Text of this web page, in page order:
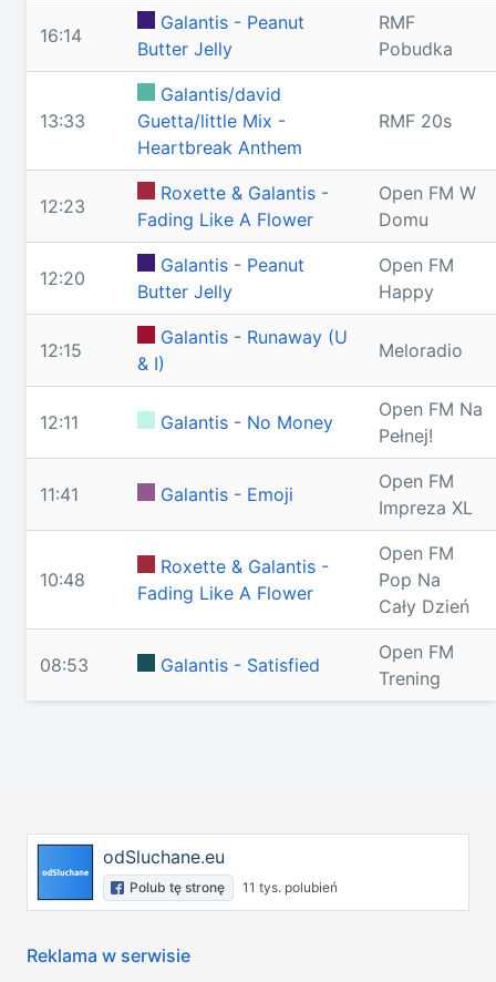
16:14
Galantis - Peanut
Butter Jelly
RMF
Pobudka
13:33
Galantis/david
Guetta/little Mix -
Heartbreak Anthem
RMF 20s
12:23
Roxette & Galantis -
Fading Like A Flower
Open FM W
Domu
12:20
Galantis - Peanut
Butter Jelly
Open FM
Happy
12:15
Galantis - Runaway (U
& I)
Meloradio
12:11 Galantis - No Money
Open FM Na
Pełnej!
11:41 Galantis - Emoji
Open FM
Impreza XL
10:48
Roxette & Galantis -
Fading Like A Flower
Open FM
Pop Na
Cały Dzień
08:53 Galantis - Satisfied
Open FM
Trening
odSluchane.eu
Polub tę stronę 11 tys. polubień
Reklama w serwisie